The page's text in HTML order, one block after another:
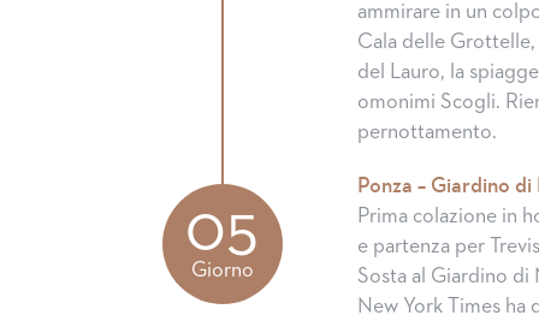
ammirare in un
Cala delle
del Lauro, la
omonimi Scogli.
pernottamento.
05
Giorno
Ponza – Giardino di
Prima colazione in
e partenza per
Sosta al Giardino di
New York Times